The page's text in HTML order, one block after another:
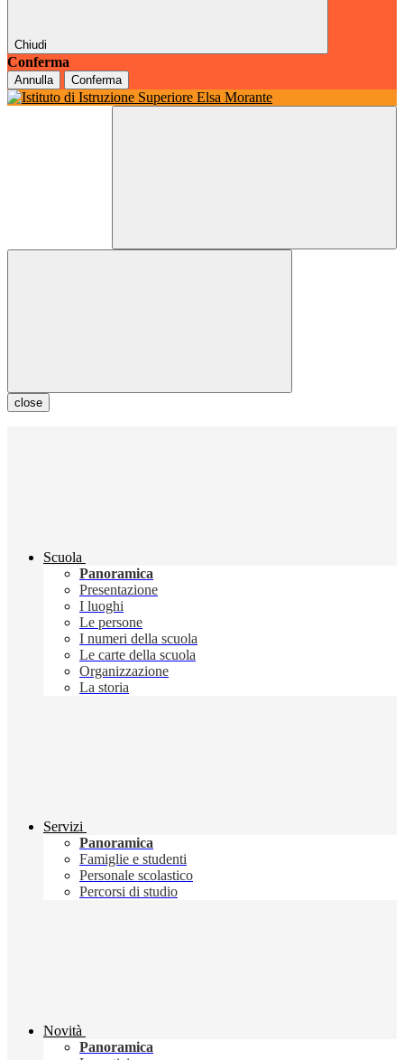
Chiudi
Conferma
Annulla Conferma
close
Scuola
Panoramica
Presentazione
I luoghi
Le persone
I numeri della scuola
Le carte della scuola
Organizzazione
La storia
Servizi
Panoramica
Famiglie e studenti
Personale scolastico
Percorsi di studio
Novità
Panoramica